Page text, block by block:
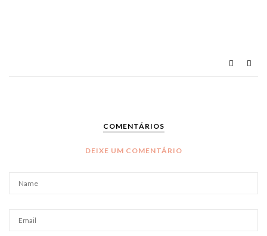
COMENTÁRIOS
DEIXE UM COMENTÁRIO